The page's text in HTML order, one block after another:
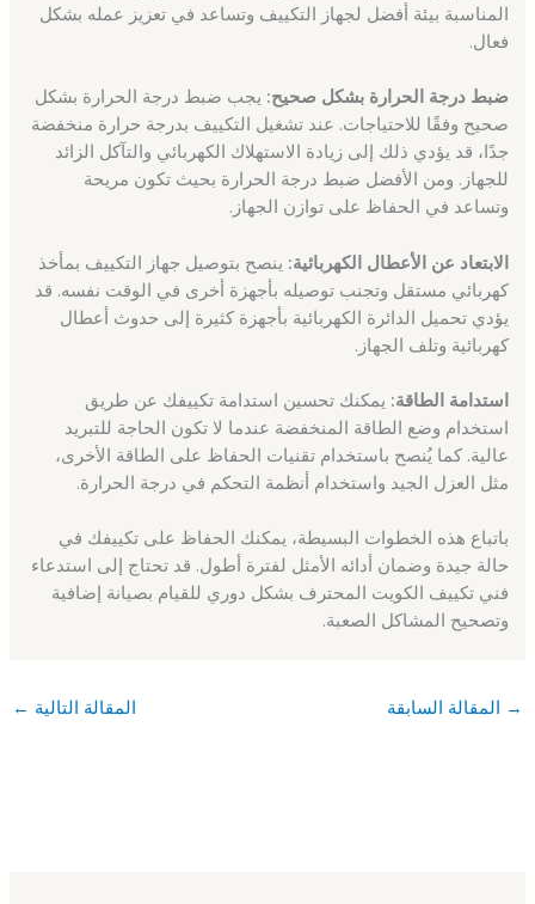
المناسبة بيئة أفضل لجهاز التكييف وتساعد في تعزيز عمله بشكل
فعال.
ضبط درجة الحرارة بشكل صحيح: يجب ضبط درجة الحرارة بشكل
صحيح وفقًا للاحتياجات. عند تشغيل التكييف بدرجة حرارة منخفضة
جدًا، قد يؤدي ذلك إلى زيادة الاستهلاك الكهربائي والتآكل الزائد
للجهاز. ومن الأفضل ضبط درجة الحرارة بحيث تكون مريحة
وتساعد في الحفاظ على توازن الجهاز.
الابتعاد عن الأعطال الكهربائية: ينصح بتوصيل جهاز التكييف بمأخذ
كهربائي مستقل وتجنب توصيله بأجهزة أخرى في الوقت نفسه. قد
يؤدي تحميل الدائرة الكهربائية بأجهزة كثيرة إلى حدوث أعطال
كهربائية وتلف الجهاز.
استدامة الطاقة: يمكنك تحسين استدامة تكييفك عن طريق
استخدام وضع الطاقة المنخفضة عندما لا تكون الحاجة للتبريد
عالية. كما يُنصح باستخدام تقنيات الحفاظ على الطاقة الأخرى،
مثل العزل الجيد واستخدام أنظمة التحكم في درجة الحرارة.
باتباع هذه الخطوات البسيطة، يمكنك الحفاظ على تكييفك في
حالة جيدة وضمان أدائه الأمثل لفترة أطول. قد تحتاج إلى استدعاء
فني تكييف الكويت المحترف بشكل دوري للقيام بصيانة إضافية
وتصحيح المشاكل الصعبة.
→ المقالة السابقة المقالة التالية ←